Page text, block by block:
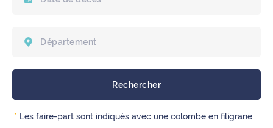
* Les faire-part sont indiqués avec une colombe en filigrane